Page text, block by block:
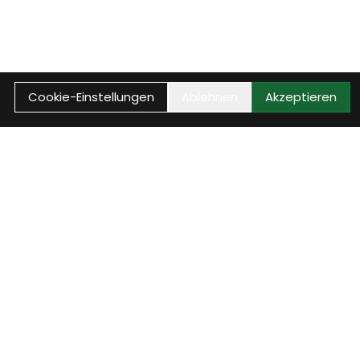
Cookie-Einstellungen Akzeptieren